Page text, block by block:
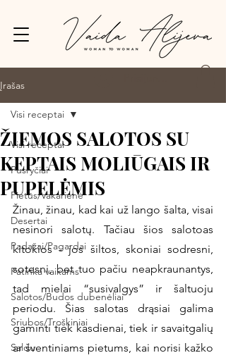
Įrašas
Visi receptai
Pusryčiai
Pietūs/Vakarienė
Desertai
Padažai/Pagardai
Patinka vaikams
Salotos/Budos dubenėliai
Sriubos/Troškiniai
Saldu
Visi receptai
ŽIEMOS SALOTOS SU
KEPTAIS MOLIŪGAIS IR
PUPELĖMIS
Žinau, žinau, kad kai už lango šalta, visai
nesinori salotų. Tačiau šios salotoas
kitokios - jos šiltos, skoniai sodresni,
sotesni, bet tuo pačiu neapkraunantys,
tad mielai “susivalgys” ir šaltuoju
periodu. Šias salotas drąsiai galima
gaminti tiek kasdienai, tiek ir savaitgalių
ar šventiniams pietums, kai norisi kažko